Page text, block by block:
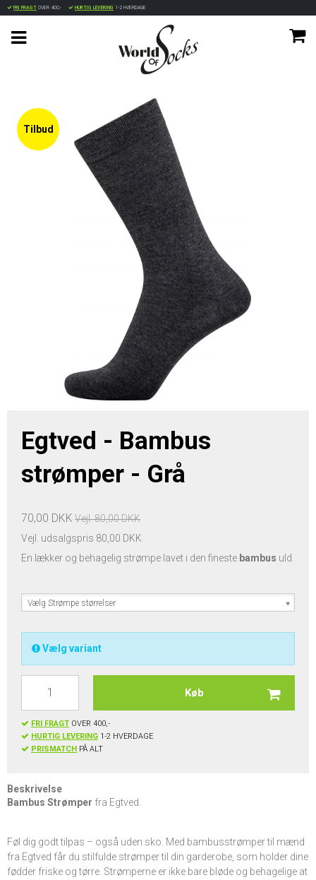
FRI FRAGT OVER 400,- HURTIG LEVERING 1-2 HVERDAGE
Tilbud
Egtved - Bambus
strømper - Grå
70,00 DKK Vejl. 80,00 DKK
Vejl. udsalgspris 80,00 DKK
En lækker og behagelig strømpe lavet i den fineste bambus uld.
Vælg Strømpe størrelser
Vælg variant
Køb
FRI FRAGT OVER 400,-
HURTIG LEVERING 1-2 HVERDAGE
PRISMATCH PÅ ALT
Beskrivelse
Bambus Strømper fra Egtved.
Føl dig godt tilpas – også uden sko. Med bambusstrømper til mænd
fra Egtved får du stilfulde strømper til din garderobe, som holder dine
fødder friske og tørre. Strømperne er ikke bare bløde og behagelige at